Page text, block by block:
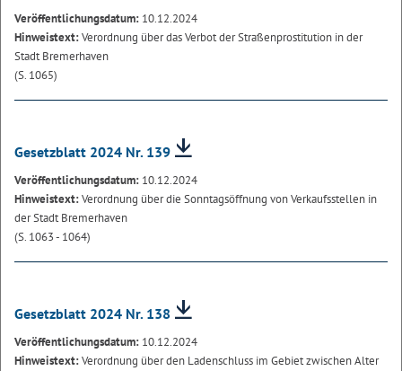
Veröffentlichungsdatum: 10.12.2024
Hinweistext:Verordnung über das Verbot der Straßenprostitution in der
Stadt Bremerhaven
(S. 1065)
Gesetzblatt 2024 Nr. 139
Veröffentlichungsdatum: 10.12.2024
Hinweistext:Verordnung über die Sonntagsöffnung von Verkaufsstellen in
der Stadt Bremerhaven
(S. 1063 - 1064)
Gesetzblatt 2024 Nr. 138
Veröffentlichungsdatum: 10.12.2024
Hinweistext:Verordnung über den Ladenschluss im Gebiet zwischen Alter